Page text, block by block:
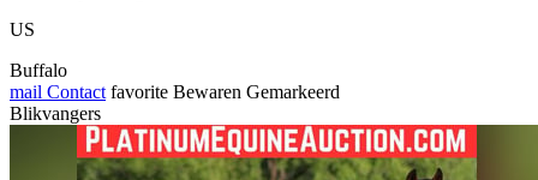
US
Buffalo
mail Contact favorite Bewaren Gemarkeerd
Blikvangers